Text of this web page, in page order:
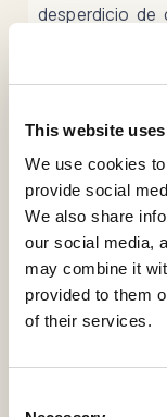
This website
We use cookies
provide social
We also share
our social media,
may combine it
provided to them
of their services.
desperdicio de
principal y el
solución a
problemas
análisis de las
diferentes
resaltó la
del consumo
asociada, (II)
utilizando
enfoque en el
The present